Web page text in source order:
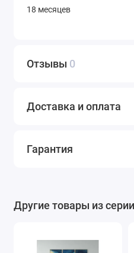
18 месяцев
Отзывы 0
Доставка и оплата
Гарантия
Другие товары из